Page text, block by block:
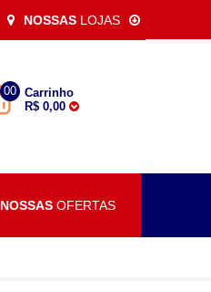
NOSSAS LOJAS
00
Carrinho
R$ 0,00
NOSSAS OFERTAS